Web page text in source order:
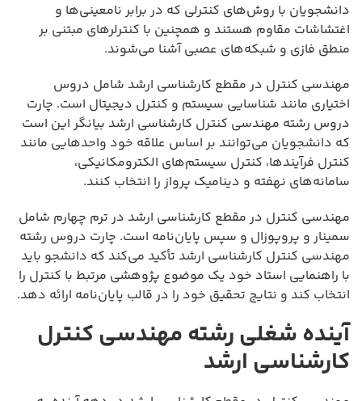
دانشجویان با روش‌های کنترلی که در برابر نامعینی‌ها و
اغتشاشات مقاوم هستند و همچنین با کنترلرهای مبتنی بر
منطق فازی و شبکه‌های عصبی آشنا می‌شوند.
مهندسی کنترل در مقطع کارشناسی ارشد شامل دروس
اختیاری مانند شناسایی سیستم و کنترل دیجیتال است. چارت
دروس رشته مهندسی کنترل کارشناسی ارشد بیانگر این است
که دانشجویان می‌توانند بر اساس علاقه خود واحدهایی مانند
کنترل فرآیندها، کنترل سیستم‌های الکترومکانیکی،
سامانه‌های نهفته و دینامیک پرواز را انتخاب کنند.
مهندسی کنترل در مقطع کارشناسی ارشد در ترم چهارم شامل
سمینار و پروپوزال و سپس پایان‌نامه است. چارت دروس رشته
مهندسی کنترل کارشناسی ارشد تأکید می‌کند که دانشجو باید
با راهنمایی استاد خود یک موضوع پژوهشی مرتبط با کنترل را
انتخاب کند و نتایج تحقیق خود را در قالب پایان‌نامه ارائه دهد.
آینده شغلی رشته مهندسی کنترل
کارشناسی ارشد